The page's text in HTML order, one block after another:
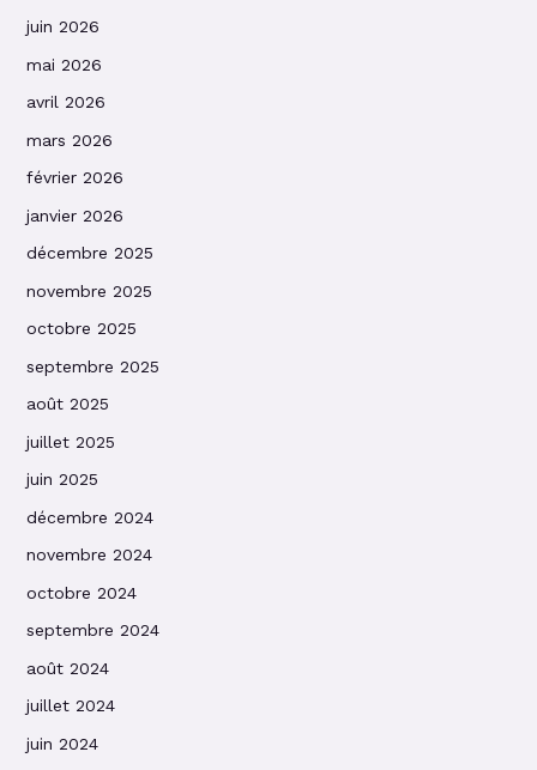
juin 2026
mai 2026
avril 2026
mars 2026
février 2026
janvier 2026
décembre 2025
novembre 2025
octobre 2025
septembre 2025
août 2025
juillet 2025
juin 2025
décembre 2024
novembre 2024
octobre 2024
septembre 2024
août 2024
juillet 2024
juin 2024